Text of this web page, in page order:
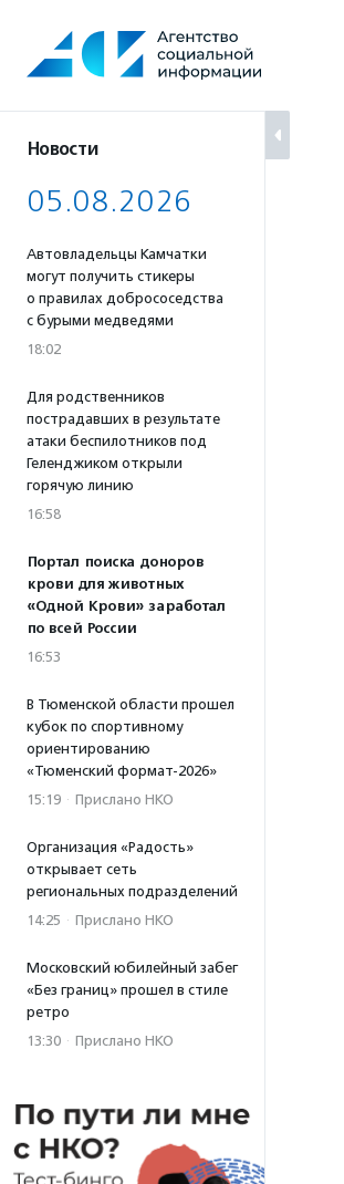
содержанию
Новости
05.08.2026
Автовладельцы Камчатки
могут получить стикеры
о правилах добрососедства
с бурыми медведями
18:02
Для родственников
пострадавших в результате
атаки беспилотников под
Геленджиком открыли
горячую линию
16:58
Портал поиска доноров
крови для животных
«Одной Крови» заработал
по всей России
16:53
В Тюменской области прошел
кубок по спортивному
ориентированию
«Тюменский формат-2026»
15:19 · Прислано НКО
Организация «Радость»
открывает сеть
региональных подразделений
14:25 · Прислано НКО
Московский юбилейный забег
«Без границ» прошел в стиле
ретро
13:30 · Прислано НКО